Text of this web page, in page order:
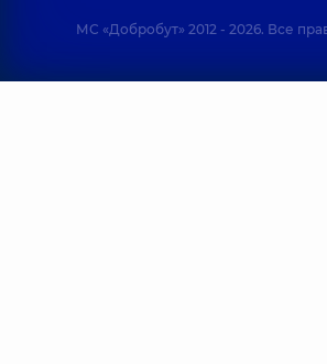
МС «Добробут» 2012 - 2026. Все